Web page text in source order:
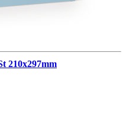
210x297mm